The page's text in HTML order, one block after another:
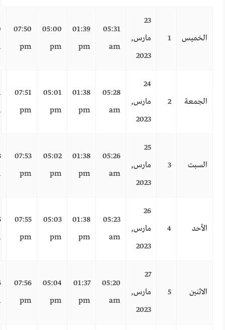
الخميس 1
23
مارس,
2023
05:31
am
01:39
pm
05:00
pm
07:50
pm
الجمعة 2
24
مارس,
2023
05:28
am
01:38
pm
05:01
pm
07:51
pm
السبت 3
25
مارس,
2023
05:26
am
01:38
pm
05:02
pm
07:53
pm
الأحد 4
26
مارس,
2023
05:23
am
01:38
pm
05:03
pm
07:55
pm
الاثنين 5
27
مارس,
2023
05:20
am
01:37
pm
05:04
pm
07:56
pm